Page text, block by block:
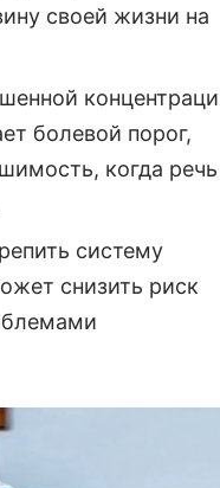
своей жизни на
болевой порог,
когда речь
систему
снизить риск